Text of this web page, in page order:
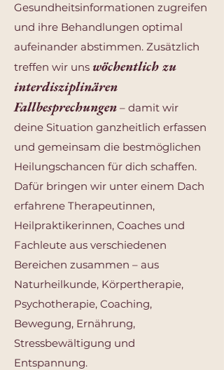
Gesundheitsinformationen zugreifen
und ihre Behandlungen optimal
aufeinander abstimmen. Zusätzlich
treffen wir uns wöchentlich zu
interdisziplinären
Fallbesprechungen – damit wir
deine Situation ganzheitlich erfassen
und gemeinsam die bestmöglichen
Heilungschancen für dich schaffen.
Dafür bringen wir unter einem Dach
erfahrene Therapeutinnen,
Heilpraktikerinnen, Coaches und
Fachleute aus verschiedenen
Bereichen zusammen – aus
Naturheilkunde, Körpertherapie,
Psychotherapie, Coaching,
Bewegung, Ernährung,
Stressbewältigung und
Entspannung.